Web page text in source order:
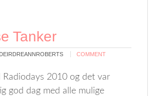
Tanker
DEIRDREANNROBERTS COMMENT
Radiodays 2010 og det var
god dag med alle mulige